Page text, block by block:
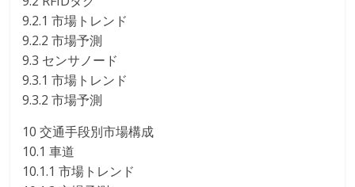
9.2.1 市場トレンド
9.2.2 市場予測
9.3 センサノード
9.3.1 市場トレンド
9.3.2 市場予測
10 交通手段別市場構成
10.1 車道
10.1.1 市場トレンド